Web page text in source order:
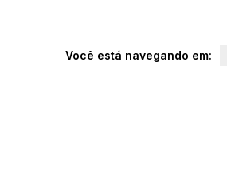
Você está navegando em: